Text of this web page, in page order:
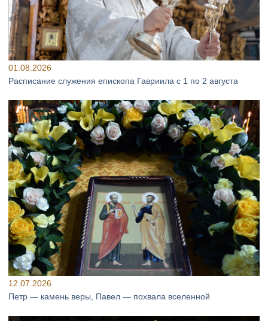
01.08.2026
Расписание служения епископа Гавриила с 1 по 2 августа
12.07.2026
Петр — камень веры, Павел — похвала вселенной